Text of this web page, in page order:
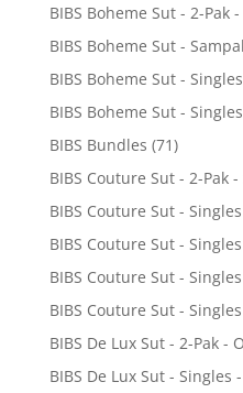
BIBS Boheme Sut - 2-
BIBS Boheme Sut -
BIBS Boheme Sut -
BIBS Boheme Sut -
BIBS Bundles (71)
BIBS Couture Sut - 2-Pak
BIBS Couture Sut -
BIBS Couture Sut -
BIBS Couture Sut -
BIBS Couture Sut -
BIBS De Lux Sut - 2-Pak -
BIBS De Lux Sut - Singles